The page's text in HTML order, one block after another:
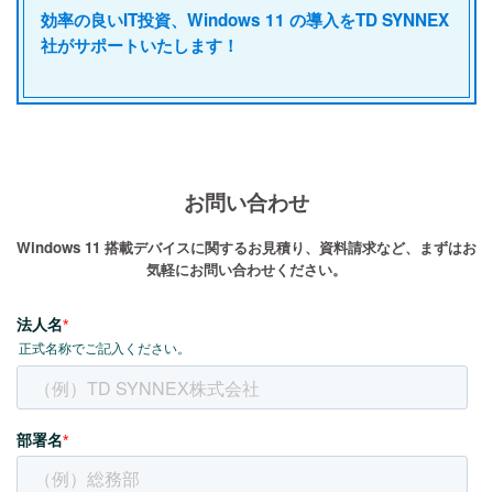
効率の良いIT投資、Windows 11 の導入をTD SYNNEX
社がサポートいたします！
お問い合わせ
Windows 11 搭載デバイスに関するお見積り、資料請求など、まずはお
気軽にお問い合わせください。